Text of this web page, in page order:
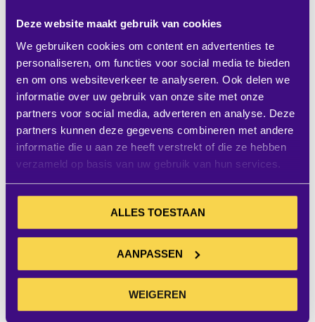
Deze website maakt gebruik van cookies
We gebruiken cookies om content en advertenties te
personaliseren, om functies voor social media te bieden
en om ons websiteverkeer te analyseren. Ook delen we
informatie over uw gebruik van onze site met onze
partners voor social media, adverteren en analyse. Deze
partners kunnen deze gegevens combineren met andere
informatie die u aan ze heeft verstrekt of die ze hebben
verzameld op basis van uw gebruik van hun services.
ALLES TOESTAAN
AANPASSEN
WEIGEREN
smaller maken van het projectiedoek. - De koker,
onderbalk en kunststof onderdelen in een afwijkende
RAL kleur spuiten. Wanneer het scherm perfect moet
passen in een specifieke omgeving, dan spuiten wij de
koker in iedere gewenste kleur. - Het doek omgekeerd
monteren, zodat de projectiezijde aan de achterzijde
komt. Wanneer het projectiedoek andersom uit de
koker moet komen, omdat het voor iets langs moet
komen of omdat het tegen een balk moet worden
dient te worden opgemerkt dat er twee manieren zijn
om het scherm omgekeerd te monteren. Het
projectiedoek kan aan de voorzijde uit de koker komen
bevestigd. Geef dus duidelijk uw situatie aan, zodat
Projecta het scherm kan produceren dat u nodig heeft.
- Verlenging van het projectiedoek. Indien gewenst en
technisch mogelijk, plaatst Projecta een langer doek in